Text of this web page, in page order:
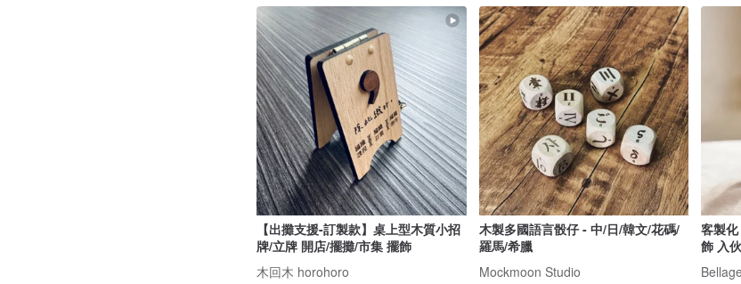
【出攤支援-訂製款】桌上型木質小招
牌/立牌 開店/擺攤/市集 擺飾
木回木 horohoro
木製多國語言骰仔 - 中/日/韓文/花碼/
羅馬/希臘
Mockmoon Studio
客製
飾 入